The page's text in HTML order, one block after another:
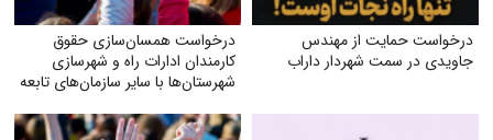
درخواست حمایت از مهندس
جاویدی در سمت شهردار داراب
درخواست همسان‌سازی حقوق
کارمندان ادارات راه و شهرسازی
شهرستان‌ها با سایر سازمان‌های تابعه